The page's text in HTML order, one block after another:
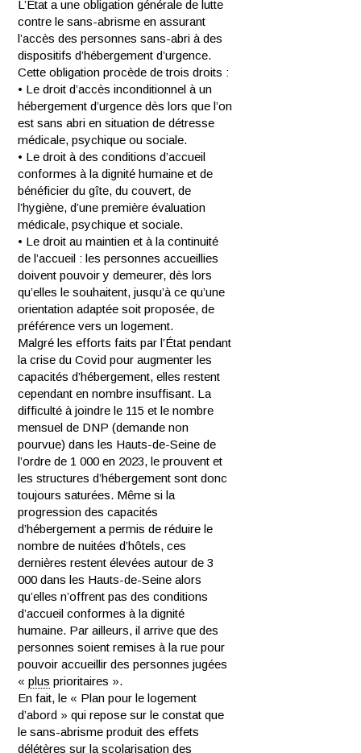
L’État a une obligation générale de lutte
contre le sans-abrisme en assurant
l’accès des personnes sans-abri à des
dispositifs d’hébergement d’urgence.
Cette obligation procède de trois droits :
• Le droit d’accès inconditionnel à un
hébergement d’urgence dès lors que l’on
est sans abri en situation de détresse
médicale, psychique ou sociale.
• Le droit à des conditions d’accueil
conformes à la dignité humaine et de
bénéficier du gîte, du couvert, de
l’hygiène, d’une première évaluation
médicale, psychique et sociale.
• Le droit au maintien et à la continuité
de l’accueil : les personnes accueillies
doivent pouvoir y demeurer, dès lors
qu’elles le souhaitent, jusqu’à ce qu’une
orientation adaptée soit proposée, de
préférence vers un logement.
Malgré les efforts faits par l’État pendant
la crise du Covid pour augmenter les
capacités d’hébergement, elles restent
cependant en nombre insuffisant. La
difficulté à joindre le 115 et le nombre
mensuel de DNP (demande non
pourvue) dans les Hauts-de-Seine de
l’ordre de 1 000 en 2023, le prouvent et
les structures d’hébergement sont donc
toujours saturées. Même si la
progression des capacités
d’hébergement a permis de réduire le
nombre de nuitées d’hôtels, ces
dernières restent élevées autour de 3
000 dans les Hauts-de-Seine alors
qu’elles n’offrent pas des conditions
d’accueil conformes à la dignité
humaine. Par ailleurs, il arrive que des
personnes soient remises à la rue pour
pouvoir accueillir des personnes jugées
«plus prioritaires ».
En fait, le « Plan pour le logement
d’abord » qui repose sur le constat que
le sans-abrisme produit des effets
délétères sur la scolarisation des